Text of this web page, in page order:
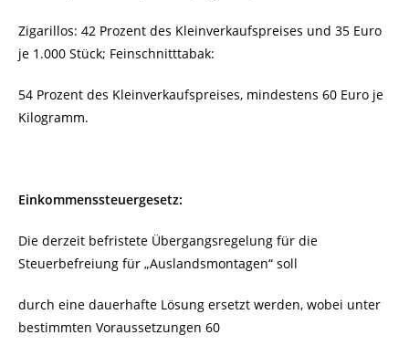
Zigarillos: 42 Prozent des Kleinverkaufspreises und 35 Euro
je 1.000 Stück; Feinschnitttabak:
54 Prozent des Kleinverkaufspreises, mindestens 60 Euro je
Kilogramm.
Einkommenssteuergesetz:
Die derzeit befristete Übergangsregelung für die
Steuerbefreiung für „Auslandsmontagen“ soll
durch eine dauerhafte Lösung ersetzt werden, wobei unter
bestimmten Voraussetzungen 60